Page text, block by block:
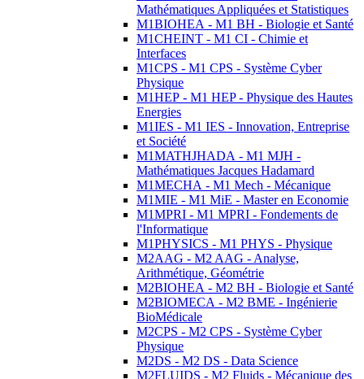
Mathématiques Appliquées et Statistiques
M1BIOHEA - M1 BH - Biologie et Santé
M1CHEINT - M1 CI - Chimie et
Interfaces
M1CPS - M1 CPS - Système Cyber
Physique
M1HEP - M1 HEP - Physique des Hautes
Energies
M1IES - M1 IES - Innovation, Entreprise
et Société
M1MATHJHADA - M1 MJH -
Mathématiques Jacques Hadamard
M1MECHA - M1 Mech - Mécanique
M1MIE - M1 MiE - Master en Economie
M1MPRI - M1 MPRI - Fondements de
l'Informatique
M1PHYSICS - M1 PHYS - Physique
M2AAG - M2 AAG - Analyse,
Arithmétique, Géométrie
M2BIOHEA - M2 BH - Biologie et Santé
M2BIOMECA - M2 BME - Ingénierie
BioMédicale
M2CPS - M2 CPS - Système Cyber
Physique
M2DS - M2 DS - Data Science
M2FLUIDS - M2 Fluids - Mécanique des